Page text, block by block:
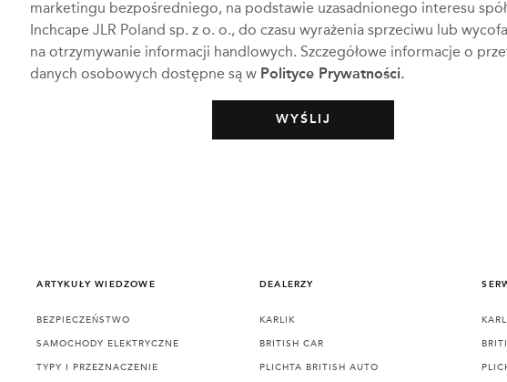
marketingu bezpośredniego, na podstawie uzasadnionego interesu
Inchcape JLR Poland sp. z o. o., do czasu wyrażenia sprzeciwu lub
na otrzymywanie informacji handlowych. Szczegółowe informacje o
danych osobowych dostępne są w Polityce Prywatności.
ARTYKUŁY WIEDZOWE
BEZPIECZEŃSTWO
SAMOCHODY ELEKTRYCZNE
TYPY I PRZEZNACZENIE
DEALERZY
KARLIK
BRITISH CAR
PLICHTA BRITISH AUTO